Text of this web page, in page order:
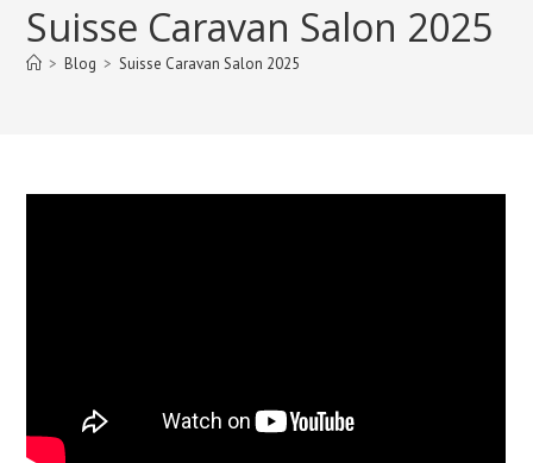
Suisse Caravan Salon 2025
> Blog > Suisse Caravan Salon 2025